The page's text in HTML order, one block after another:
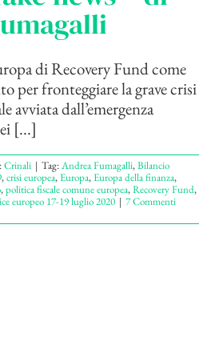
di Recovery Fund come
per fronteggiare la grave crisi
avviata dall’emergenza
[...]
Crinali | Tag:Andrea Fumagalli,Bilancio
,crisi europea,Europa,Europa della finanza,
,politica fiscale comune europea,Recovery Fund,
europeo 17-19 luglio 2020 | 7 Commenti